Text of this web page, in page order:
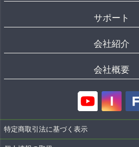
サポート
会社紹介
会社概要
特定商取引法に基づく表示